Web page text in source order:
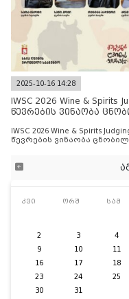
2025-10-16 14:28
IWSC 2026 Wine & Spirits
წევრების ვინაობა
IWSC 2026 Wine & Spirits
წევრების ვინაობა
კვი ორშ სამ
2
3 4
9
10 11
16
17 18
23
24 25
30
31